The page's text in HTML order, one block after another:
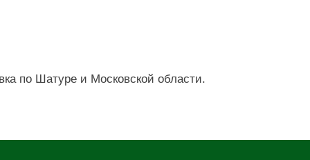
по Шатуре и Московской области.